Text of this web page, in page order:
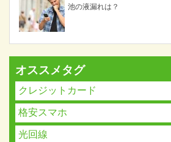
池の液漏れは？
オススメタグ
クレジットカード
格安スマホ
光回線